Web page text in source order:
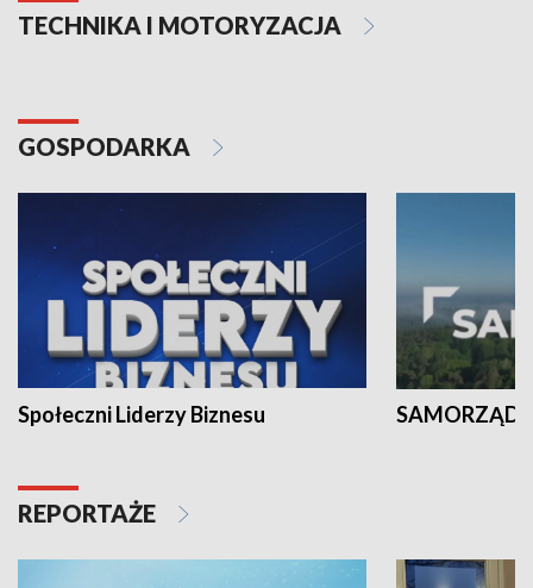
TECHNIKA I MOTORYZACJA
GOSPODARKA
Społeczni Liderzy Biznesu SAMORZĄD
REPORTAŻE